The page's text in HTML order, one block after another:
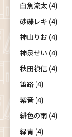
白魚流太 (4)
砂礫レキ (4)
神山りお (4)
神泉せい (4)
秋田禎信 (4)
笛路 (4)
紫音 (4)
緋色の雨 (4)
緑青 (4)